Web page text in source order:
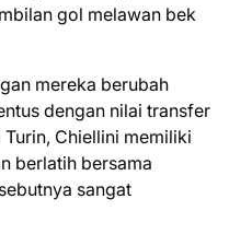
gol melawan bek
mereka berubah
dengan nilai transfer
Chiellini memiliki
berlatih bersama
sangat